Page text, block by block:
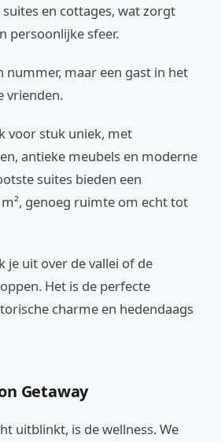
en cottages, wat zorgt
persoonlijke sfeer.
nummer, maar een gast in het
vrienden.
voor stuk uniek, met
antieke meubels en moderne
suites bieden een
genoeg ruimte om echt tot
je uit over de vallei of de
Het is de perfecte
charme en hedendaags
Getaway
uitblinkt, is de wellness. We